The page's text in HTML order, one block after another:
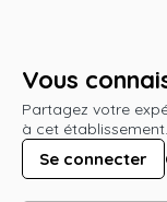
Vous
Partagez votre
à cet établissement.
Se connecter